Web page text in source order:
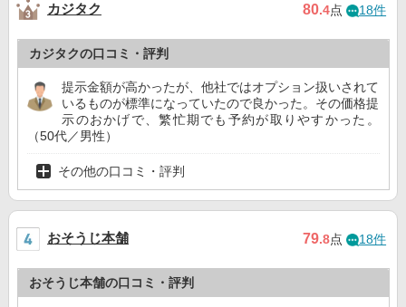
カジタク 80.4点 18件
カジタクの口コミ・評判
提示金額が高かったが、他社ではオプション扱いされて
いるものが標準になっていたので良かった。その価格提
示のおかげで、繁忙期でも予約が取りやすかった。
（50代／男性）
その他の口コミ・評判
おそうじ本舗 79.8点 18件
おそうじ本舗の口コミ・評判